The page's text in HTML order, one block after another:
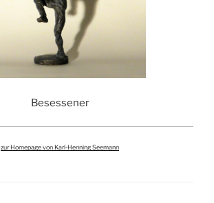
Besessener
zur Homepage von Karl-Henning Seemann